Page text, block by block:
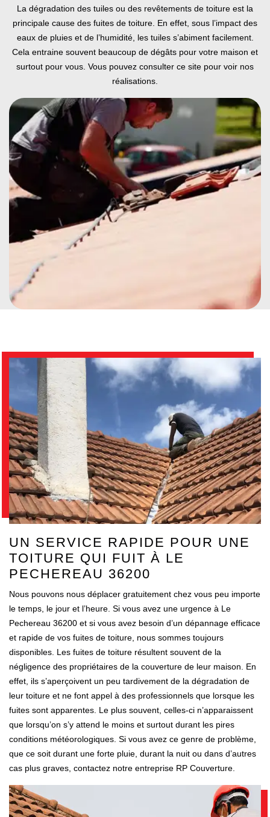
La dégradation des tuiles ou des revêtements de toiture est la
principale cause des fuites de toiture. En effet, sous l’impact des
eaux de pluies et de l’humidité, les tuiles s’abiment facilement.
Cela entraine souvent beaucoup de dégâts pour votre maison et
surtout pour vous. Vous pouvez consulter ce site pour voir nos
réalisations.
UN SERVICE RAPIDE POUR UNE
TOITURE QUI FUIT À LE
PECHEREAU 36200
Nous pouvons nous déplacer gratuitement chez vous peu importe
le temps, le jour et l’heure. Si vous avez une urgence à Le
Pechereau 36200 et si vous avez besoin d’un dépannage efficace
et rapide de vos fuites de toiture, nous sommes toujours
disponibles. Les fuites de toiture résultent souvent de la
négligence des propriétaires de la couverture de leur maison. En
effet, ils s’aperçoivent un peu tardivement de la dégradation de
leur toiture et ne font appel à des professionnels que lorsque les
fuites sont apparentes. Le plus souvent, celles-ci n’apparaissent
que lorsqu’on s’y attend le moins et surtout durant les pires
conditions météorologiques. Si vous avez ce genre de problème,
que ce soit durant une forte pluie, durant la nuit ou dans d’autres
cas plus graves, contactez notre entreprise RP Couverture.